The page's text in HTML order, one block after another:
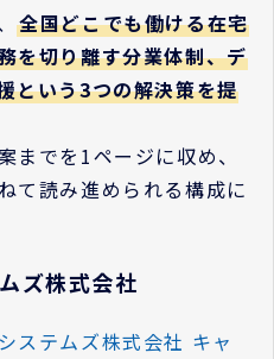
全国どこでも働ける在宅
を切り離す分業体制、デ
という3つの解決策を提
までを1ページに収め、
て読み進められる構成に
ズ株式会社
ステムズ株式会社 キャ